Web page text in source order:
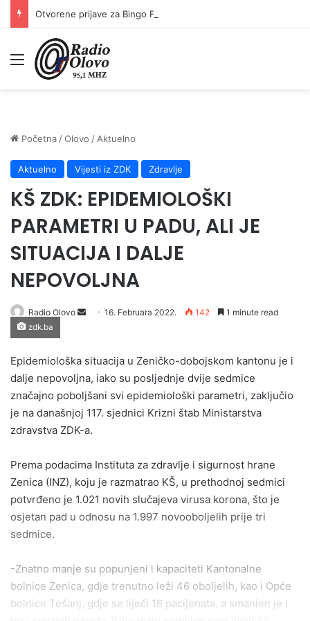
Meni
Početna /Olovo / Aktuelno
Aktuelno Vijesti iz ZDK Zdravlje
KŠ ZDK: EPIDEMIOLOŠKI
PARAMETRI U PADU, ALI JE
SITUACIJA I DALJE
NEPOVOLJNA
Radio Olovo
Send16. Februara 2022. 142 1 minute read
zdk.ba
Epidemiološka situacija u Zeničko-dobojskom kantonu je i
dalje nepovoljna, iako su posljednje dvije sedmice
značajno poboljšani svi epidemiološki parametri, zaključio
je na današnjoj 117. sjednici Krizni štab Ministarstva
zdravstva ZDK-a.
Prema podacima Instituta za zdravlje i sigurnost hrane
Zenica (INZ), koju je razmatrao KŠ, u prethodnoj sedmici
potvrđeno je 1.021 novih slučajeva virusa korona, što je
osjetan pad u odnosu na 1.997 novooboljelih prije tri
sedmice.
-Znatno manje su popunjeni i kapaciteti Kantonalne
bolnice Zenica, gdje trenutno leži 46 oboljelih, kao i Opće
bolnice Tešanj, gdje se liječi 16 pacijenata, a smanjen je i